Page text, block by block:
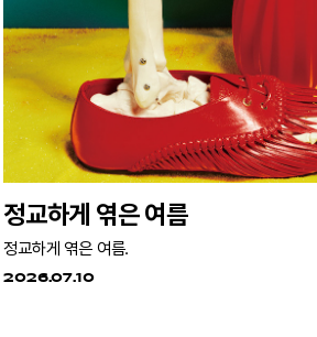
정교하게 엮은 여름
정교하게 엮은 여름.
2026.07.10